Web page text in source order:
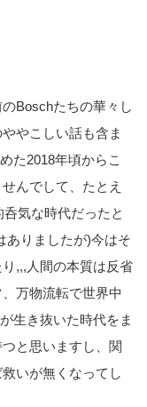
Boschたちの華々し
やこしい話も含ま
た2018年頃からこ
んでして、たとえ
気な時代だったと
ありましたが)今はそ
,,,人間の本質は反省
万物流転で世界中
生き抜いた時代をま
と思いますし、関
いが無くなってし